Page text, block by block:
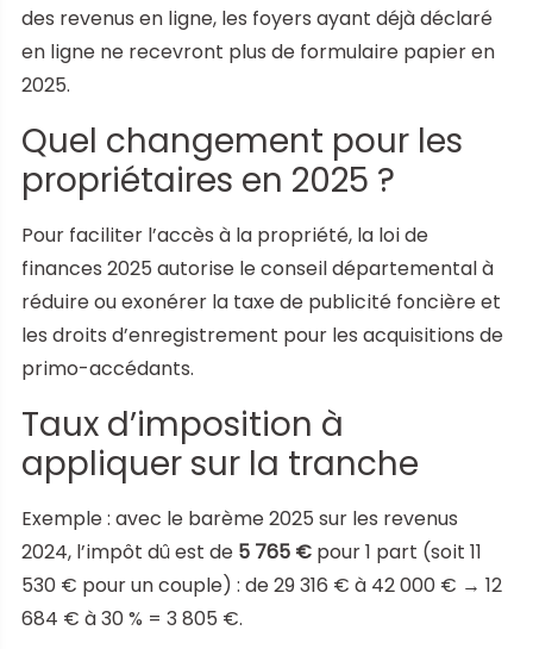
des revenus en ligne, les foyers ayant déjà déclaré
en ligne ne recevront plus de formulaire papier en
2025.
Quel changement pour les
propriétaires en 2025 ?
Pour faciliter l’accès à la propriété, la loi de
finances 2025 autorise le conseil départemental à
réduire ou exonérer la taxe de publicité foncière et
les droits d’enregistrement pour les acquisitions de
primo-accédants.
Taux d’imposition à
appliquer sur la tranche
Exemple : avec le barème 2025 sur les revenus
2024, l’impôt dû est de 5 765 € pour 1 part (soit 11
530 € pour un couple) : de 29 316 € à 42 000 € → 12
684 € à 30 % = 3 805 €.